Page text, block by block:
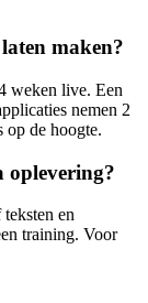
maken?
weken live. Een
nemen 2
op de hoogte.
oplevering?
en
training. Voor